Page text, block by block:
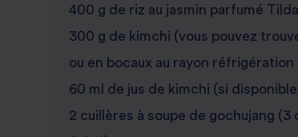
400 g de riz au jasmin parfumé
300 g de kimchi (vous pouvez
ou en bocaux au rayon
60 ml de jus de kimchi (si
2 cuillères à soupe de gochujang (3